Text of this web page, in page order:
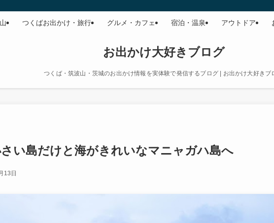
お出かけ大好きブログ
つくば・筑波山・茨城のお出かけ情報を実体験で発信するブログ | お出かけ大好きブ
つくばお出かけ・旅行 グルメ・カフェ 宿泊・温泉 アウトドア
い島だけと海がきれいなマニャガハ島へ
13日